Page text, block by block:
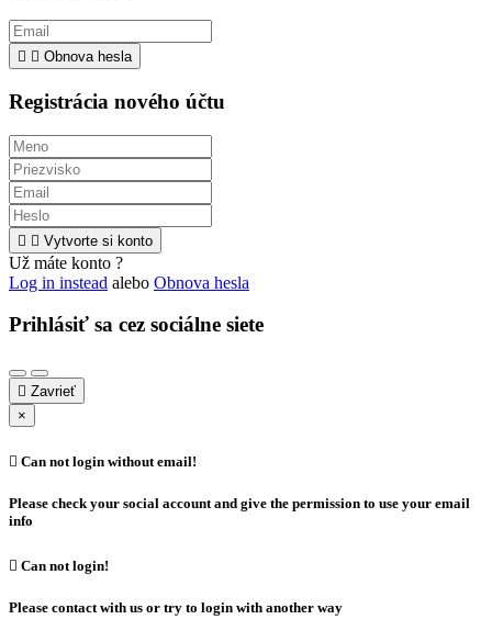
  Obnova hesla
Registrácia nového účtu
  Vytvorte si konto
Už máte konto ?
Log in instead alebo Obnova hesla
Prihlásiť sa cez sociálne siete
 Zavrieť
×
 Can not login without email!
Please check your social account and give the permission to use your email
info
 Can not login!
Please contact with us or try to login with another way